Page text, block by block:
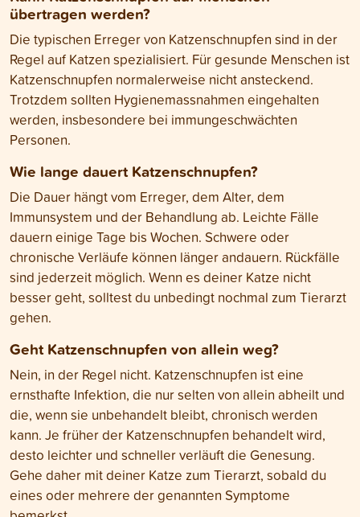
übertragen werden?
Die typischen Erreger von Katzenschnupfen sind in der
Regel auf Katzen spezialisiert. Für gesunde Menschen ist
Katzenschnupfen normalerweise nicht ansteckend.
Trotzdem sollten Hygienemassnahmen eingehalten
werden, insbesondere bei immungeschwächten
Personen.
Wie lange dauert Katzenschnupfen?
Die Dauer hängt vom Erreger, dem Alter, dem
Immunsystem und der Behandlung ab. Leichte Fälle
dauern einige Tage bis Wochen. Schwere oder
chronische Verläufe können länger andauern. Rückfälle
sind jederzeit möglich. Wenn es deiner Katze nicht
besser geht, solltest du unbedingt nochmal zum Tierarzt
gehen.
Geht Katzenschnupfen von allein weg?
Nein, in der Regel nicht. Katzenschnupfen ist eine
ernsthafte Infektion, die nur selten von allein abheilt und
die, wenn sie unbehandelt bleibt, chronisch werden
kann. Je früher der Katzenschnupfen behandelt wird,
desto leichter und schneller verläuft die Genesung.
Gehe daher mit deiner Katze zum Tierarzt, sobald du
eines oder mehrere der genannten Symptome